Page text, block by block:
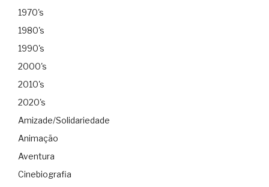
1970's
1980's
1990's
2000's
2010's
2020's
Amizade/Solidariedade
Animação
Aventura
Cinebiografia